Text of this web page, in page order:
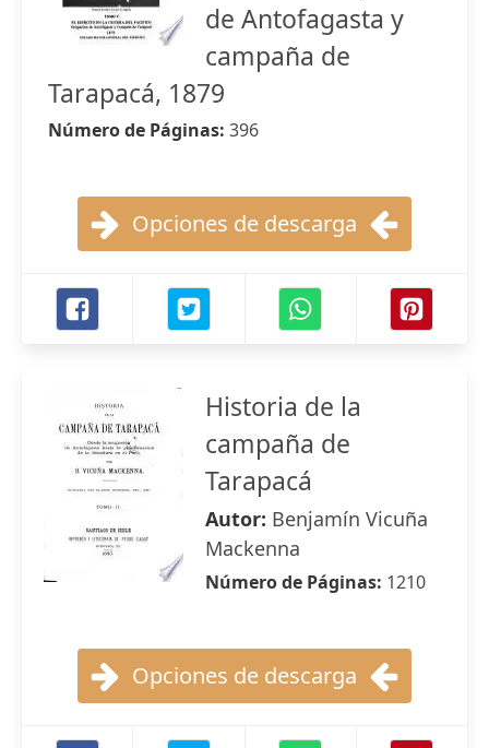
de Antofagasta y
campaña de
Tarapacá, 1879
Número de Páginas: 396
Opciones de descarga
Historia de la
campaña de
Tarapacá
Autor: Benjamín Vicuña
Mackenna
Número de Páginas: 1210
Opciones de descarga